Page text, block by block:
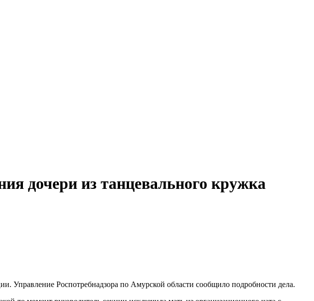
дочери из танцевального кружка
Управление Роспотребнадзора по Амурской области сообщило подробности дела.